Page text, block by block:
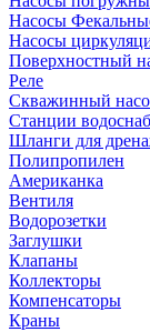
Насосы
Насосы
Поверхностный
Реле
Скважинный
Станции
Шланги для
Полипропилен
Американка
Вентиля
Водорозетки
Заглушки
Клапаны
Коллекторы
Компенсаторы
Краны